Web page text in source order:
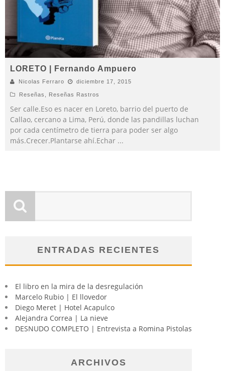
LORETO | Fernando Ampuero
Nicolas Ferraro diciembre 17, 2015
Reseñas Reseñas Rastros
Ser calle.Eso es nacer en Loreto, barrio del puerto de
Callao, cercano a Lima, Perú, donde las pandillas luchan
por cada centímetro de tierra para poder ser algo
más.Crecer.Plantarse ahí.Echar ...
ENTRADAS RECIENTES
El libro en la mira de la desregulación
Marcelo Rubio | El llovedor
Diego Meret | Hotel Acapulco
Alejandra Correa | La nieve
DESNUDO COMPLETO | Entrevista a Romina Pistolas
ARCHIVOS